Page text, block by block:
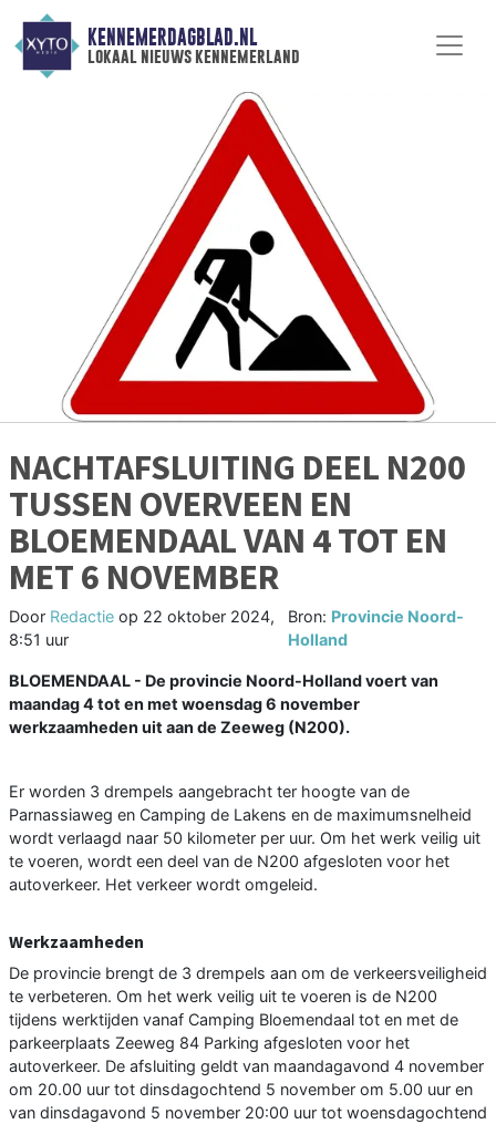
KENNEMERDAGBLAD.NL
lokaal nieuws kennemerland
NACHTAFSLUITING DEEL N200
TUSSEN OVERVEEN EN
BLOEMENDAAL VAN 4 TOT EN
MET 6 NOVEMBER
Door Redactie op 22 oktober 2024,
8:51 uur
Bron: Provincie Noord-
Holland
BLOEMENDAAL - De provincie Noord-Holland voert van
maandag 4 tot en met woensdag 6 november
werkzaamheden uit aan de Zeeweg (N200).
Er worden 3 drempels aangebracht ter hoogte van de
Parnassiaweg en Camping de Lakens en de maximumsnelheid
wordt verlaagd naar 50 kilometer per uur. Om het werk veilig uit
te voeren, wordt een deel van de N200 afgesloten voor het
autoverkeer. Het verkeer wordt omgeleid.
Werkzaamheden
De provincie brengt de 3 drempels aan om de verkeersveiligheid
te verbeteren. Om het werk veilig uit te voeren is de N200
tijdens werktijden vanaf Camping Bloemendaal tot en met de
parkeerplaats Zeeweg 84 Parking afgesloten voor het
autoverkeer. De afsluiting geldt van maandagavond 4 november
om 20.00 uur tot dinsdagochtend 5 november om 5.00 uur en
van dinsdagavond 5 november 20:00 uur tot woensdagochtend